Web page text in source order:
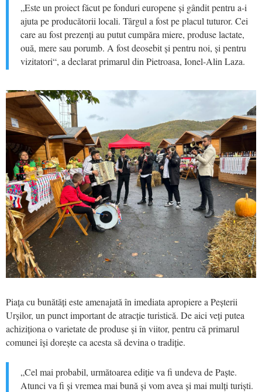
„Este un proiect făcut pe fonduri europene și gândit pentru a-i
ajuta pe producătorii locali. Târgul a fost pe placul tuturor. Cei
care au fost prezenți au putut cumpăra miere, produse lactate,
ouă, mere sau porumb. A fost deosebit și pentru noi, și pentru
vizitatori“, a declarat primarul din Pietroasa, Ionel-Alin Laza.
Piața cu bunătăți este amenajată în imediata apropiere a Peșterii
Urșilor, un punct important de atracție turistică. De aici veți putea
achiziționa o varietate de produse și în viitor, pentru că primarul
comunei își dorește ca acesta să devina o tradiție.
„Cel mai probabil, următoarea ediție va fi undeva de Paște.
Atunci va fi și vremea mai bună și vom avea și mai mulți turiști.